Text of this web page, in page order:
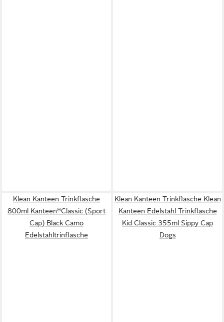
Klean Kanteen Trinkflasche
800ml Kanteen®Classic (Sport
Cap) Black Camo
Edelstahltrinflasche
Klean Kanteen Trinkflasche Klean
Kanteen Edelstahl Trinkflasche
Kid Classic 355ml Sippy Cap
Dogs